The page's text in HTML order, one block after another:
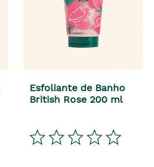
Esfoliante de Banho
British Rose 200 ml